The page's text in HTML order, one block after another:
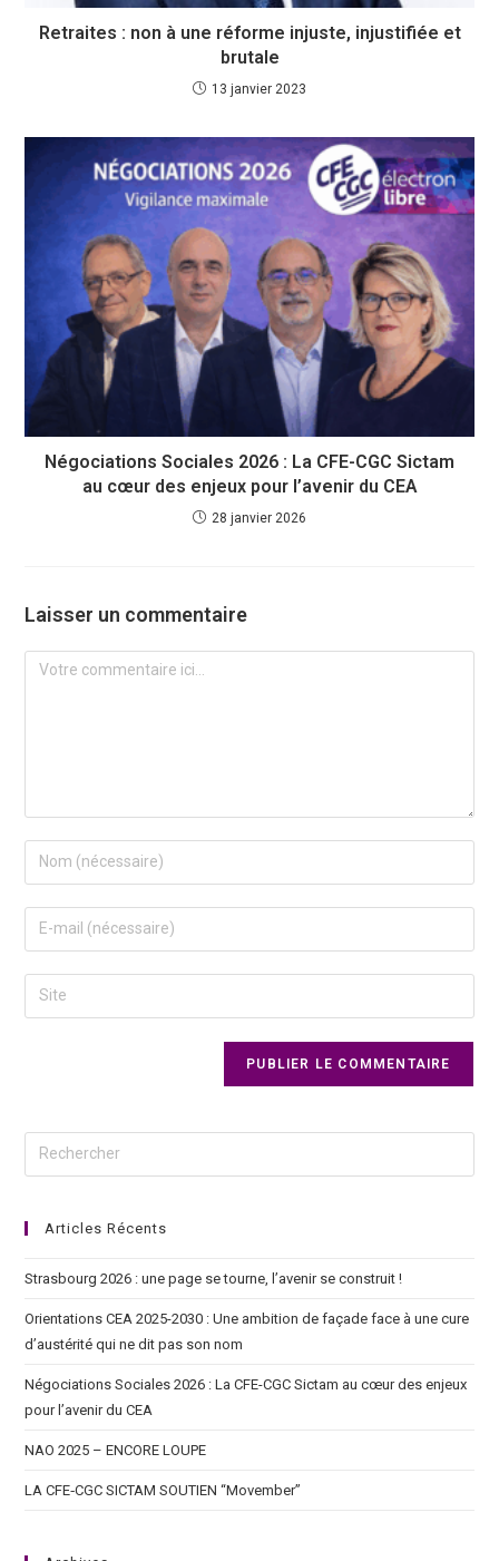
Retraites : non à une réforme injuste, injustifiée et
brutale
13 janvier 2023
Négociations Sociales 2026 : La CFE-CGC Sictam
au cœur des enjeux pour l’avenir du CEA
28 janvier 2026
Laisser un commentaire
Articles Récents
Strasbourg 2026 : une page se tourne, l’avenir se construit !
Orientations CEA 2025-2030 : Une ambition de façade face à une cure
d’austérité qui ne dit pas son nom
Négociations Sociales 2026 : La CFE-CGC Sictam au cœur des enjeux
pour l’avenir du CEA
NAO 2025 – ENCORE LOUPE
LA CFE‑CGC SICTAM SOUTIEN “Movember”